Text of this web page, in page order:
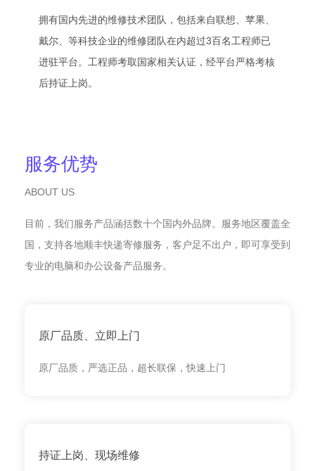
拥有国内先进的维修技术团队，包括来自联想、苹果、
戴尔、等科技企业的维修团队在内超过3百名工程师已
进驻平台。工程师考取国家相关认证，经平台严格考核
后持证上岗。
服务优势
ABOUT US
目前，我们服务产品涵括数十个国内外品牌。服务地区覆盖全
国，支持各地顺丰快递寄修服务，客户足不出户，即可享受到
专业的电脑和办公设备产品服务。
原厂品质、立即上门
原厂品质，严选正品，超长联保，快速上门
持证上岗、现场维修